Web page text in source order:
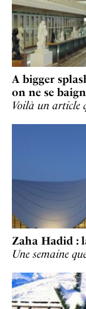
A bigger
on ne se
Voilà un article
Zaha Hadid :
Une semaine